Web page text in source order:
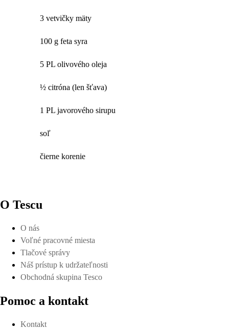
3 vetvičky mäty
100 g feta syra
5 PL olivového oleja
½ citróna (len šťava)
1 PL javorového sirupu
soľ
čierne korenie
O Tescu
O nás
Voľné pracovné miesta
Tlačové správy
Náš prístup k udržateľnosti
Obchodná skupina Tesco
Pomoc a kontakt
Kontakt